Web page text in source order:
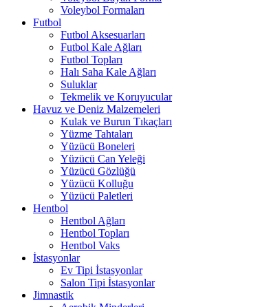
Voleybol Formaları
Futbol
Futbol Aksesuarları
Futbol Kale Ağları
Futbol Topları
Halı Saha Kale Ağları
Suluklar
Tekmelik ve Koruyucular
Havuz ve Deniz Malzemeleri
Kulak ve Burun Tıkaçları
Yüzme Tahtaları
Yüzücü Boneleri
Yüzücü Can Yeleği
Yüzücü Gözlüğü
Yüzücü Kolluğu
Yüzücü Paletleri
Hentbol
Hentbol Ağları
Hentbol Topları
Hentbol Vaks
İstasyonlar
Ev Tipi İstasyonlar
Salon Tipi İstasyonlar
Jimnastik